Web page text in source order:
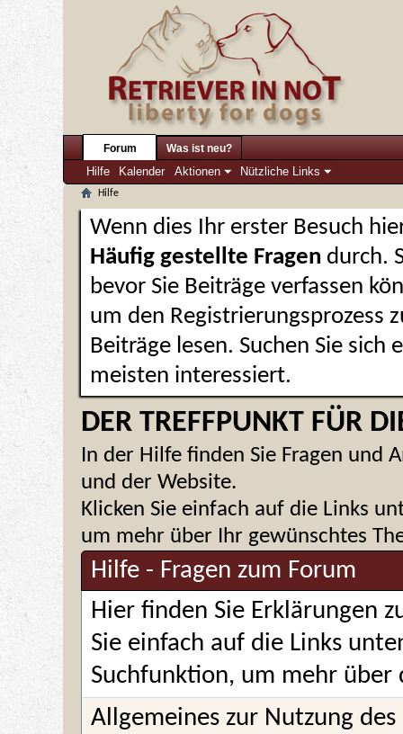
Forum
Hilfe Kalender Aktionen Nützliche Links
Was ist neu?
Hilfe
Wenn dies Ihr erster Besuch
Häufig gestellte Fragen durch.
bevor Sie Beiträge verfassen
um den Registrierungsprozess
Beiträge lesen. Suchen Sie sich
meisten interessiert.
DER TREFFPUNKT FÜR
In der Hilfe finden Sie Fragen und
und der Website.
Klicken Sie einfach auf die Links
um mehr über Ihr gewünschtes
Hilfe - Fragen zum Forum
Hier finden Sie Erklärungen
Sie einfach auf die Links
Suchfunktion, um mehr über
Allgemeines zur Nutzung des